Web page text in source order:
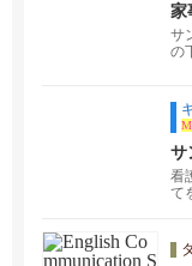
家
ゼ
サ
の
サ
単
看
て